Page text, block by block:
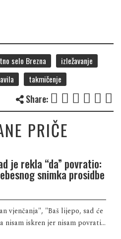
selo Brezna
izležavanje
takmičenje
Share:
PRIČE
je rekla “da” povratio:
snimka prosidbe
vjenčanja", "Baš lijepo, sad će
nisam iskren jer nisam povrati...